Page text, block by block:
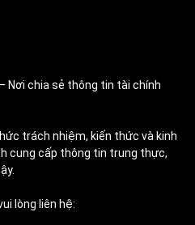
– Nơi chia sẻ thông tin tài chính
trách nhiệm, kiến thức và kinh
cung cấp thông tin trung thực,
lòng liên hệ: